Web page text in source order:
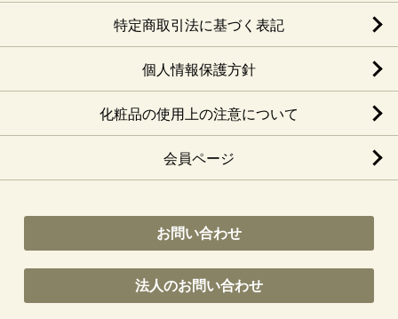
特定商取引法に基づく表記
個人情報保護方針
化粧品の使用上の注意について
会員ページ
お問い合わせ
法人のお問い合わせ